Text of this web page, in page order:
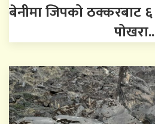
बेनीमा जिपको ठक्करबाट
पोखरा..